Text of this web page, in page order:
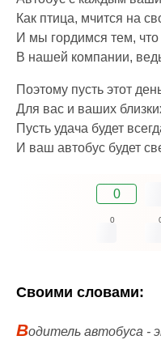
Как птица, мчится на
И мы гордимся тем,
В нашей компании,
Поэтому пусть этот
Для вас и ваших
Пусть удача будет
И ваш автобус будет
0
0
Своими словами:
Водитель автобуса -